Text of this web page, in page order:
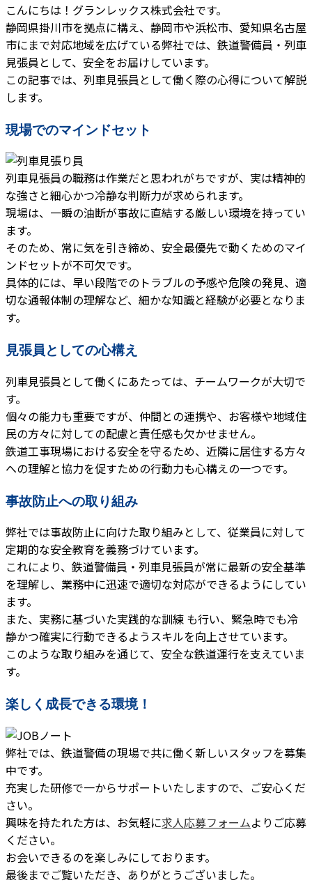
こんにちは！グランレックス株式会社です。
静岡県掛川市を拠点に構え、静岡市や浜松市、愛知県名古屋
市にまで対応地域を広げている弊社では、鉄道警備員・列車
見張員として、安全をお届けしています。
この記事では、列車見張員として働く際の心得について解説
します。
現場でのマインドセット
列車見張員の職務は作業だと思われがちですが、実は精神的
な強さと細心かつ冷静な判断力が求められます。
現場は、一瞬の油断が事故に直結する厳しい環境を持ってい
ます。
そのため、常に気を引き締め、安全最優先で動くためのマイ
ンドセットが不可欠です。
具体的には、早い段階でのトラブルの予感や危険の発見、適
切な通報体制の理解など、細かな知識と経験が必要となりま
す。
見張員としての心構え
列車見張員として働くにあたっては、チームワークが大切で
す。
個々の能力も重要ですが、仲間との連携や、お客様や地域住
民の方々に対しての配慮と責任感も欠かせません。
鉄道工事現場における安全を守るため、近隣に居住する方々
への理解と協力を促すための行動力も心構えの一つです。
事故防止への取り組み
弊社では事故防止に向けた取り組みとして、従業員に対して
定期的な安全教育を義務づけています。
これにより、鉄道警備員・列車見張員が常に最新の安全基準
を理解し、業務中に迅速で適切な対応ができるようにしてい
ます。
また、実務に基づいた実践的な訓練 も行い、緊急時でも冷
静かつ確実に行動できるようスキルを向上させています。
このような取り組みを通じて、安全な鉄道運行を支えていま
す。
楽しく成長できる環境！
弊社では、鉄道警備の現場で共に働く新しいスタッフを募集
中です。
充実した研修で一からサポートいたしますので、ご安心くだ
さい。
興味を持たれた方は、お気軽に求人応募フォームよりご応募
ください。
お会いできるのを楽しみにしております。
最後までご覧いただき、ありがとうございました。